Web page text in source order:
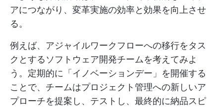
アにつながり、変革実施の効率と効果を向上させ
る。
例えば、アジャイルワークフローへの移行をタス
クとするソフトウェア開発チームを考えてみよ
う。定期的に「イノベーションデー」を開催する
ことで、チームはプロジェクト管理への新しいア
プローチを提案し、テストし、最終的に納品スピ